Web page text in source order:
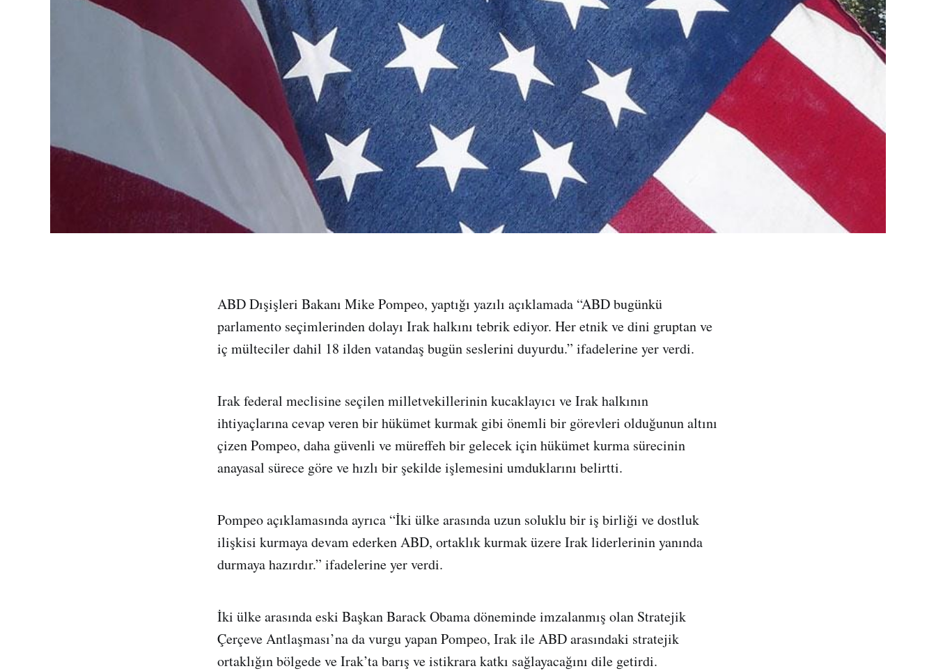
ABD Dışişleri Bakanı Mike Pompeo, yaptığı yazılı açıklamada “ABD bugünkü
parlamento seçimlerinden dolayı Irak halkını tebrik ediyor. Her etnik ve dini gruptan ve
iç mülteciler dahil 18 ilden vatandaş bugün seslerini duyurdu.” ifadelerine yer verdi.
Irak federal meclisine seçilen milletvekillerinin kucaklayıcı ve Irak halkının
ihtiyaçlarına cevap veren bir hükümet kurmak gibi önemli bir görevleri olduğunun altını
çizen Pompeo, daha güvenli ve müreffeh bir gelecek için hükümet kurma sürecinin
anayasal sürece göre ve hızlı bir şekilde işlemesini umduklarını belirtti.
Pompeo açıklamasında ayrıca “İki ülke arasında uzun soluklu bir iş birliği ve dostluk
ilişkisi kurmaya devam ederken ABD, ortaklık kurmak üzere Irak liderlerinin yanında
durmaya hazırdır.” ifadelerine yer verdi.
İki ülke arasında eski Başkan Barack Obama döneminde imzalanmış olan Stratejik
Çerçeve Antlaşması’na da vurgu yapan Pompeo, Irak ile ABD arasındaki stratejik
ortaklığın bölgede ve Irak’ta barış ve istikrara katkı sağlayacağını dile getirdi.